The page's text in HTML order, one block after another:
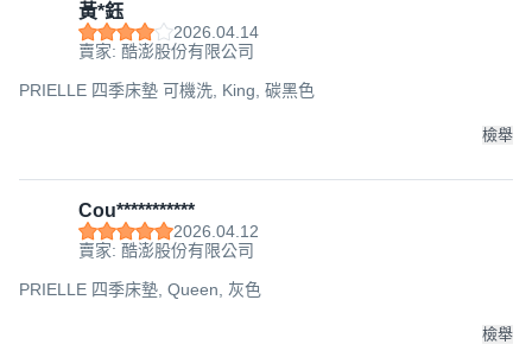
黃*鈺
2026.04.14
賣家: 酷澎股份有限公司
PRIELLE 四季床墊 可機洗, King, 碳黑色
檢舉
Cou***********
2026.04.12
賣家: 酷澎股份有限公司
PRIELLE 四季床墊, Queen, 灰色
檢舉